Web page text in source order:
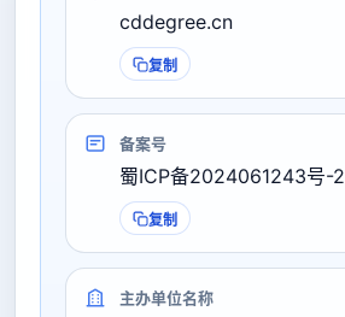
cddegree.cn
复制
备案号
蜀ICP备2024061243号-2
复制
主办单位名称